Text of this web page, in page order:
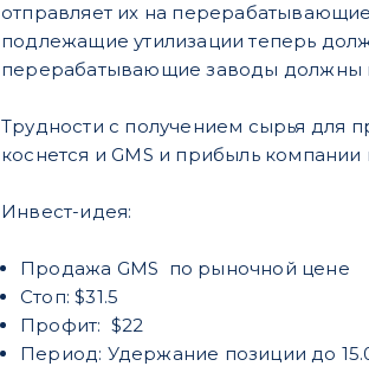
отправляет их на
подлежащие утилизации теперь
перерабатывающие заводы должны
Трудности с получением сырья для
коснется и GMS и прибыль
Инвест-идея:
Продажа GMS по рыночной цене
Стоп: $31.5
Профит: $22
Период: Удержание позиции до